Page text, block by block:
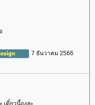
7 ธันวาคม 2566